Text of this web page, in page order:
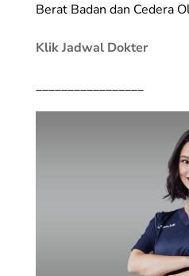
Berat Badan dan Cedera
Klik Jadwal Dokter
_________________